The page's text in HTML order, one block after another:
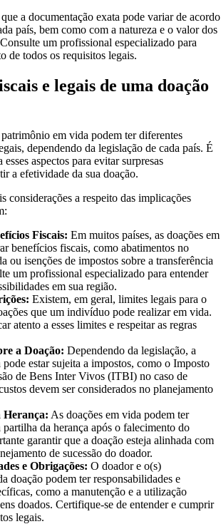
a documentação exata pode variar de acordo
país, bem como com a natureza e o valor dos
um profissional especializado para
de todos os requisitos legais.
e legais de uma doação
em vida podem ter diferentes
dependendo da legislação de cada país. É
esses aspectos para evitar surpresas
a efetividade da sua doação.
considerações a respeito das implicações
Fiscais: Em muitos países, as doações em
benefícios fiscais, como abatimentos no
ou isenções de impostos sobre a transferência
um profissional especializado para entender
em sua região.
Existem, em geral, limites legais para o
que um indivíduo pode realizar em vida.
atento a esses limites e respeitar as regras
a Doação: Dependendo da legislação, a
estar sujeita a impostos, como o Imposto
de Bens Inter Vivos (ITBI) no caso de
devem ser considerados no planejamento
Herança: As doações em vida podem ter
partilha da herança após o falecimento do
garantir que a doação esteja alinhada com
de sucessão do doador.
e Obrigações: O doador e o(s)
doação podem ter responsabilidades e
como a manutenção e a utilização
doados. Certifique-se de entender e cumprir
legais.